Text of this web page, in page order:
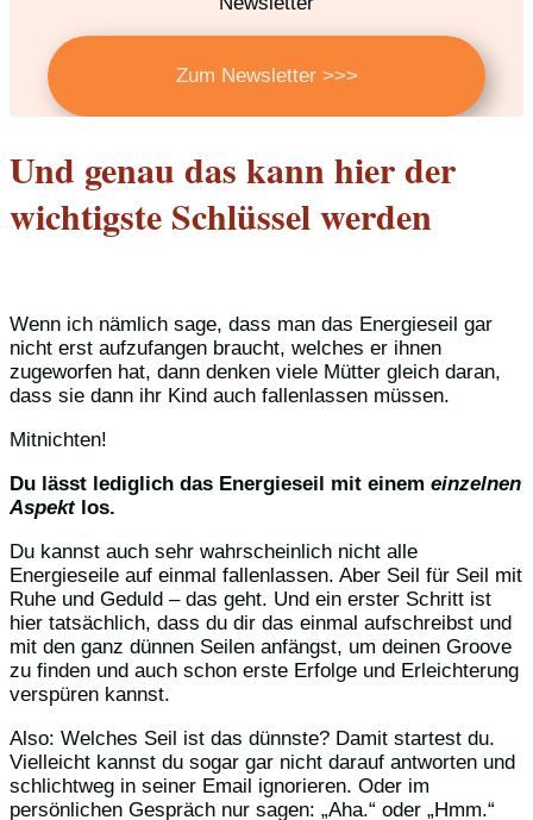
Zum Newsletter >>>
Und genau das kann hier der
wichtigste Schlüssel werden
Wenn ich nämlich sage, dass man das Energieseil gar
nicht erst aufzufangen braucht, welches er ihnen
zugeworfen hat, dann denken viele Mütter gleich daran,
dass sie dann ihr Kind auch fallenlassen müssen.
Mitnichten!
Du lässt lediglich das Energieseil mit einem einzelnen
Aspektlos.
Du kannst auch sehr wahrscheinlich nicht alle
Energieseile auf einmal fallenlassen. Aber Seil für Seil mit
Ruhe und Geduld – das geht. Und ein erster Schritt ist
hier tatsächlich, dass du dir das einmal aufschreibst und
mit den ganz dünnen Seilen anfängst, um deinen Groove
zu finden und auch schon erste Erfolge und Erleichterung
verspüren kannst.
Also: Welches Seil ist das dünnste? Damit startest du.
Vielleicht kannst du sogar gar nicht darauf antworten und
schlichtweg in seiner Email ignorieren. Oder im
persönlichen Gespräch nur sagen: „Aha.“ oder „Hmm.“